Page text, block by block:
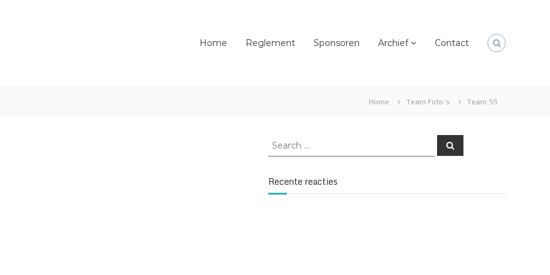
Home Reglement Sponsoren Archief Contact
Home Team Foto’s Team 55
Search
for:
Search
Recente reacties